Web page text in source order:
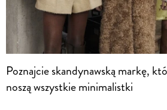
Poznajcie skandynawską markę,
noszą wszystkie minimalistki